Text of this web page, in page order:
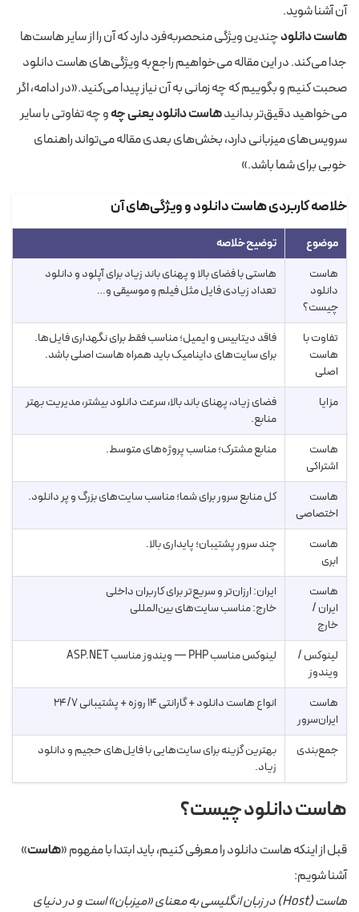
آن آشنا شوید.
هاست دانلودچندین ویژگی منحصربه‌فرد دارد که آن را از سایر هاست‌ها
جدا می‌کند. در این مقاله می‌خواهیم راجع‌به ویژگی‌های هاست دانلود
صحبت کنیم و بگوییم که چه زمانی به آن نیاز پیدا می‌کنید.«در ادامه، اگر
می‌خواهید دقیق‌تر بدانیدهاست دانلود یعنی چهو چه تفاوتی با سایر
سرویس‌های میزبانی دارد، بخش‌های بعدی مقاله می‌تواند راهنمای
خوبی برای شما باشد.»
خلاصه کاربردی هاست دانلود و ویژگی‌های آن
موضوع
توضیح خلاصه
هاست
دانلود
چیست؟
هاستی با فضای بالا و پهنای باند زیاد برای آپلود و دانلود
تعداد زیادی فایل مثل فیلم و موسیقی و…
تفاوت با
هاست
اصلی
فاقد دیتابیس و ایمیل؛ مناسب فقط برای نگهداری فایل‌ها.
برای سایت‌های داینامیک باید همراه هاست اصلی باشد.
مزایا
فضای زیاد، پهنای باند بالا، سرعت دانلود بیشتر، مدیریت بهتر
منابع.
هاست
اشتراکی
منابع مشترک؛ مناسب پروژه‌های متوسط.
هاست
اختصاصی
کل منابع سرور برای شما؛ مناسب سایت‌های بزرگ و پر دانلود.
هاست
ابری
چند سرور پشتیبان؛ پایداری بالا.
هاست
ایران /
خارج
ایران: ارزان‌تر و سریع‌تر برای کاربران داخلی
خارج: مناسب سایت‌های بین‌المللی
لینوکس /
ویندوز
لینوکس مناسب PHP — ویندوز مناسب ASP.NET
هاست
ایران‌سرور
انواع هاست دانلود + گارانتی ۱۴ روزه + پشتیبانی ۲۴/۷
جمع‌بندی
بهترین گزینه برای سایت‌هایی با فایل‌های حجیم و دانلود
زیاد.
هاست دانلود چیست؟
قبل از اینکه هاست دانلود را معرفی کنیم، باید ابتدا با مفهوم «هاست»
آشنا شویم:
هاست (Host) در زبان انگلیسی به معنای «میزبان» است و در دنیای